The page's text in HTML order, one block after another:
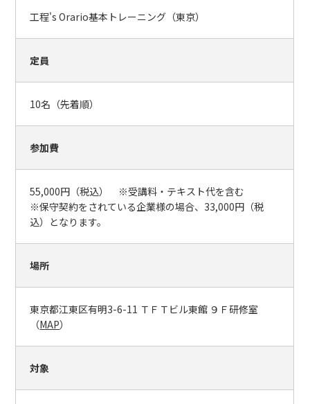
工程's Orario基本トレーニング（東京）
定員
10名（先着順）
参加費
55,000円（税込） ※受講料・テキスト代を含む
※保守契約をされている企業様の場合、33,000円（税
込）となります。
場所
東京都江東区有明3-6-11 ＴＦＴビル東館 ９Ｆ研修室
（MAP）
対象